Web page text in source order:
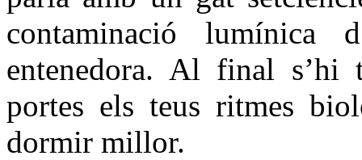
contaminació
entenedora. Al final s’hi
portes els teus ritmes
dormir millor.